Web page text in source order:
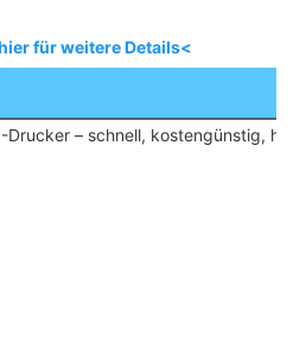
für weitere Details<